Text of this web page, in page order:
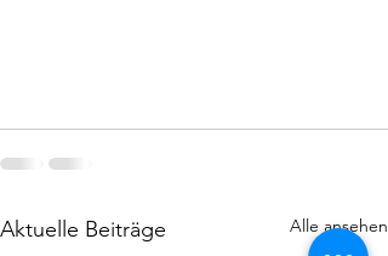
Aktuelle Beiträge Alle ansehen